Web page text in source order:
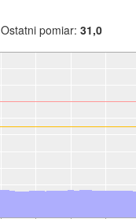
Ostatni pomiar:31,0